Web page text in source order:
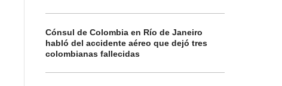
Cónsul de Colombia en Río de Janeiro
habló del accidente aéreo que dejó tres
colombianas fallecidas